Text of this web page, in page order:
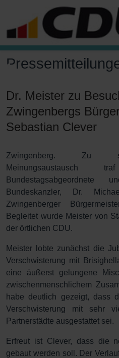
Dr. Meister zu
Zwingenbergs
Sebastian Clever
Zwingenberg. Zu
Meinungsaustausch
Bundestagsabgeordnete
Bundeskanzler, Dr.
Zwingenberger
Begleitet wurde Meister von
der örtlichen CDU.
Meister lobte zunächst die
Verschwisterung mit
eine äußerst gelungene
zwischenmenschlichem
habe deutlich gezeigt, dass
Verschwisterung mit sehr
Partnerstädte ausgestattet sei.
Erfreut ist Clever, dass die
gebaut werden soll. Der